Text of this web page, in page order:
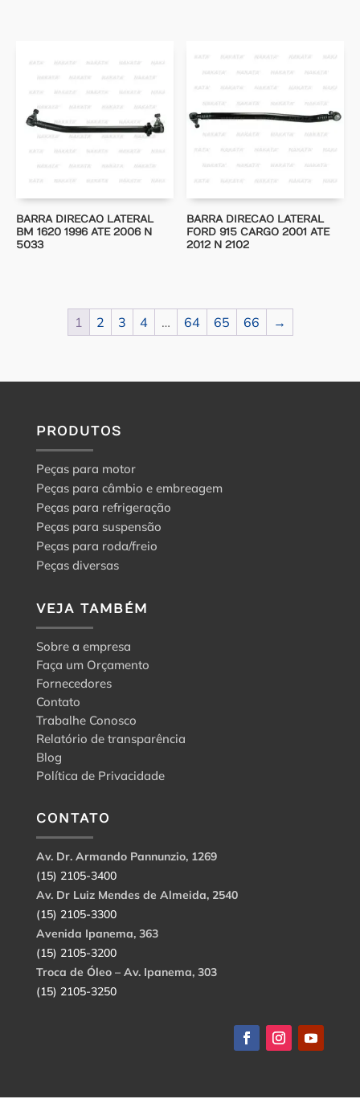
BARRA DIRECAO LATERAL
BM 1620 1996 ATE 2006 N
5033
BARRA DIRECAO LATERAL
FORD 915 CARGO 2001 ATE
2012 N 2102
1 2 3 4 … 64 65 66 →
PRODUTOS
Peças para motor
Peças para câmbio e embreagem
Peças para refrigeração
Peças para suspensão
Peças para roda/freio
Peças diversas
VEJA TAMBÉM
Sobre a empresa
Faça um Orçamento
Fornecedores
Contato
Trabalhe Conosco
Relatório de transparência
Blog
Política de Privacidade
CONTATO
Av. Dr. Armando Pannunzio, 1269
(15) 2105-3400
Av. Dr Luiz Mendes de Almeida, 2540
(15) 2105-3300
Avenida Ipanema, 363
(15) 2105-3200
Troca de Óleo – Av. Ipanema, 303
(15) 2105-3250